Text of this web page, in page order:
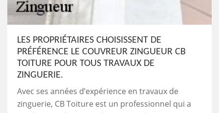
LES PROPRIÉTAIRES CHOISISSENT DE
PRÉFÉRENCE LE COUVREUR ZINGUEUR CB
TOITURE POUR TOUS TRAVAUX DE
ZINGUERIE.
Avec ses années d’expérience en travaux de
zinguerie, CB Toiture est un professionnel qui a